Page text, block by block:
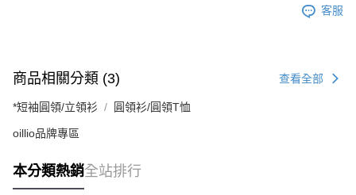
客服
商品相關分類 (3) 查看全部
*短袖圓領/立領衫 圓領衫/圓領T恤
oillio品牌專區
本分類熱銷全站排行